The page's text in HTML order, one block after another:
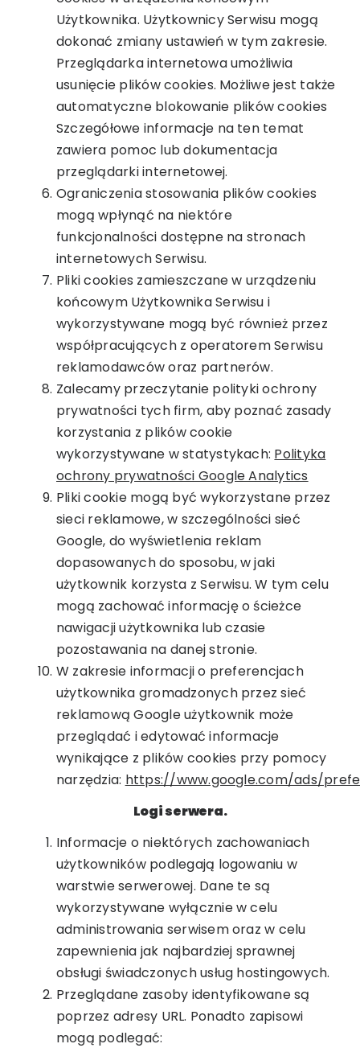
Użytkownika. Użytkownicy Serwisu mogą
dokonać zmiany ustawień w tym zakresie.
Przeglądarka internetowa umożliwia
usunięcie plików cookies. Możliwe jest także
automatyczne blokowanie plików cookies
Szczegółowe informacje na ten temat
zawiera pomoc lub dokumentacja
przeglądarki internetowej.
Ograniczenia stosowania plików cookies
mogą wpłynąć na niektóre
funkcjonalności dostępne na stronach
internetowych Serwisu.
Pliki cookies zamieszczane w urządzeniu
końcowym Użytkownika Serwisu i
wykorzystywane mogą być również przez
współpracujących z operatorem Serwisu
reklamodawców oraz partnerów.
Zalecamy przeczytanie polityki ochrony
prywatności tych firm, aby poznać zasady
korzystania z plików cookie
wykorzystywane w statystykach: Polityka
ochrony prywatności Google Analytics
Pliki cookie mogą być wykorzystane przez
sieci reklamowe, w szczególności sieć
Google, do wyświetlenia reklam
dopasowanych do sposobu, w jaki
użytkownik korzysta z Serwisu. W tym celu
mogą zachować informację o ścieżce
nawigacji użytkownika lub czasie
pozostawania na danej stronie.
W zakresie informacji o preferencjach
użytkownika gromadzonych przez sieć
reklamową Google użytkownik może
przeglądać i edytować informacje
wynikające z plików cookies przy pomocy
narzędzia: https://www.google.com/ads/
Logi serwera.
Informacje o niektórych zachowaniach
użytkowników podlegają logowaniu w
warstwie serwerowej. Dane te są
wykorzystywane wyłącznie w celu
administrowania serwisem oraz w celu
zapewnienia jak najbardziej sprawnej
obsługi świadczonych usług hostingowych.
Przeglądane zasoby identyfikowane są
poprzez adresy URL. Ponadto zapisowi
mogą podlegać: